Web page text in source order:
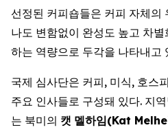
선정된 커피숍들은 커피 자체의
나도 변함없이 완성도 높고 차
하는 역량으로 두각을 나타내고
국제 심사단은 커피, 미식, 호스
주요 인사들로 구성돼 있다. 지
는 북미의 캣 멜하임(Kat